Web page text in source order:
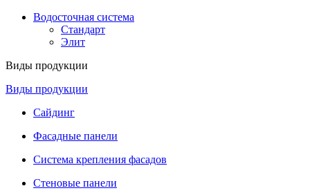
Водосточная система
Стандарт
Элит
Виды продукции
Виды продукции
Сайдинг
Фасадные панели
Система крепления фасадов
Стеновые панели